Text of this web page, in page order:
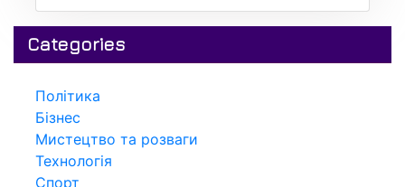
Categories
Політика
Бізнес
Мистецтво та розваги
Технологія
Спорт